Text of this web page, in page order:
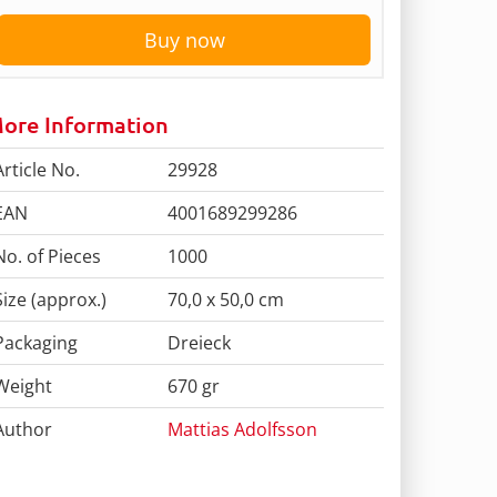
Buy now
Information
No.
29928
4001689299286
of Pieces
1000
(approx.)
70,0 x 50,0 cm
Dreieck
670 gr
Mattias Adolfsson